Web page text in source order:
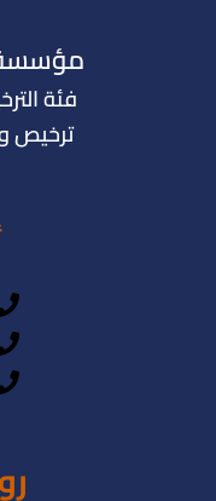
مؤسسة
فئة
ترخيص